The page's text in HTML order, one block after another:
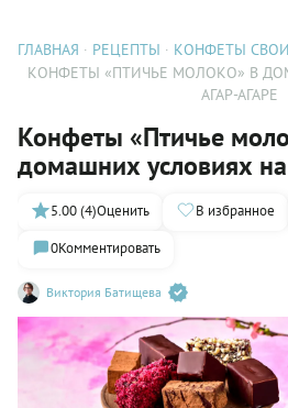
ГЛАВНАЯ РЕЦЕПТЫ
КОНФЕТЫ
КОНФЕТЫ «ПТИЧЬЕ МОЛОКО» В
АГАР-АГАРЕ
Конфеты «Птичье
домашних условиях
Виктория Батищева
5.00 (4)Оценить В избранное
0Комментировать